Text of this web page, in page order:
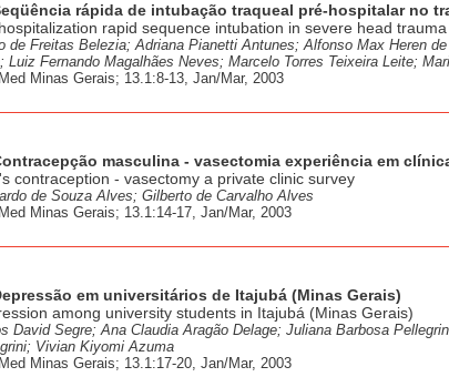
rápida de intubação traqueal pré-hospitalar no
rapid sequence intubation in severe head trauma
de Freitas Belezia; Adriana Pianetti Antunes; Alfonso Max Heren
Luiz Fernando Magalhães Neves; Marcelo Torres Teixeira Leite;
Minas Gerais; 13.1:8-13, Jan/Mar, 2003
masculina - vasectomia experiência em
contraception - vasectomy a private clinic survey
de Souza Alves; Gilberto de Carvalho Alves
Minas Gerais; 13.1:14-17, Jan/Mar, 2003
em universitários de Itajubá (Minas Gerais)
among university students in Itajubá (Minas Gerais)
David Segre; Ana Claudia Aragão Delage; Juliana Barbosa
Vivian Kiyomi Azuma
Minas Gerais; 13.1:17-20, Jan/Mar, 2003